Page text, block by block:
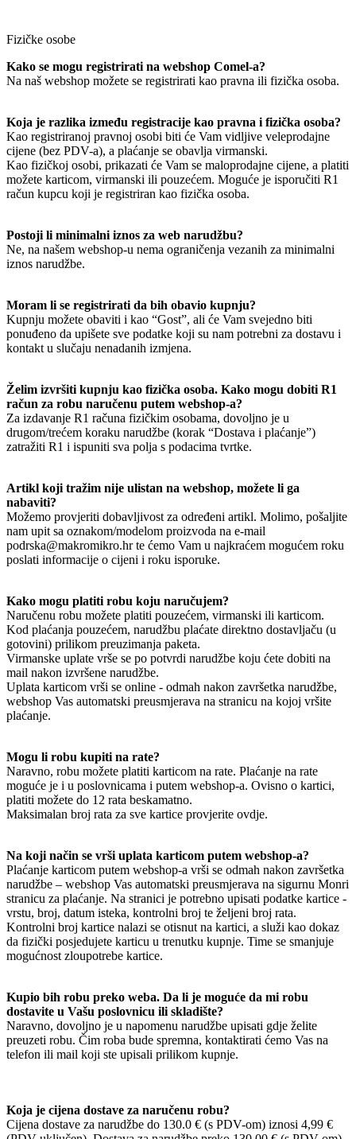
Fizičke osobe
Kako se mogu registrirati na webshop Comel-a?
Na naš webshop možete se registrirati kao pravna ili fizička osoba.
Koja je razlika između registracije kao pravna i fizička osoba?
Kao registriranoj pravnoj osobi biti će Vam vidljive veleprodajne
cijene (bez PDV-a), a plaćanje se obavlja virmanski.
Kao fizičkoj osobi, prikazati će Vam se maloprodajne cijene, a platiti
možete karticom, virmanski ili pouzećem. Moguće je isporučiti R1
račun kupcu koji je registriran kao fizička osoba.
Postoji li minimalni iznos za web narudžbu?
Ne, na našem webshop-u nema ograničenja vezanih za minimalni
iznos narudžbe.
Moram li se registrirati da bih obavio kupnju?
Kupnju možete obaviti i kao “Gost”, ali će Vam svejedno biti
ponuđeno da upišete sve podatke koji su nam potrebni za dostavu i
kontakt u slučaju nenadanih izmjena.
Želim izvršiti kupnju kao fizička osoba. Kako mogu dobiti R1
račun za robu naručenu putem webshop-a?
Za izdavanje R1 računa fizičkim osobama, dovoljno je u
drugom/trećem koraku narudžbe (korak “Dostava i plaćanje”)
zatražiti R1 i ispuniti sva polja s podacima tvrtke.
Artikl koji tražim nije ulistan na webshop, možete li ga
nabaviti?
Možemo provjeriti dobavljivost za određeni artikl. Molimo, pošaljite
nam upit sa oznakom/modelom proizvoda na e-mail
podrska@makromikro.hr te ćemo Vam u najkraćem mogućem roku
poslati informacije o cijeni i roku isporuke.
Kako mogu platiti robu koju naručujem?
Naručenu robu možete platiti pouzećem, virmanski ili karticom.
Kod plaćanja pouzećem, narudžbu plaćate direktno dostavljaču (u
gotovini) prilikom preuzimanja paketa.
Virmanske uplate vrše se po potvrdi narudžbe koju ćete dobiti na
mail nakon izvršene narudžbe.
Uplata karticom vrši se online - odmah nakon završetka narudžbe,
webshop Vas automatski preusmjerava na stranicu na kojoj vršite
plaćanje.
Mogu li robu kupiti na rate?
Naravno, robu možete platiti karticom na rate. Plaćanje na rate
moguće je i u poslovnicama i putem webshop-a. Ovisno o kartici,
platiti možete do 12 rata beskamatno.
Maksimalan broj rata za sve kartice provjerite ovdje.
Na koji način se vrši uplata karticom putem webshop-a?
Plaćanje karticom putem webshop-a vrši se odmah nakon završetka
narudžbe – webshop Vas automatski preusmjerava na sigurnu Monri
stranicu za plaćanje. Na stranici je potrebno upisati podatke kartice -
vrstu, broj, datum isteka, kontrolni broj te željeni broj rata.
Kontrolni broj kartice nalazi se otisnut na kartici, a služi kao dokaz
da fizički posjedujete karticu u trenutku kupnje. Time se smanjuje
mogućnost zloupotrebe kartice.
Kupio bih robu preko weba. Da li je moguće da mi robu
dostavite u Vašu poslovnicu ili skladište?
Naravno, dovoljno je u napomenu narudžbe upisati gdje želite
preuzeti robu. Čim roba bude spremna, kontaktirati ćemo Vas na
telefon ili mail koji ste upisali prilikom kupnje.
Koja je cijena dostave za naručenu robu?
Cijena dostave za narudžbe do 130.0 € (s PDV-om) iznosi 4,99 €